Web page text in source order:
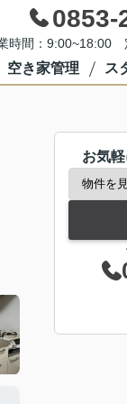
0853-
時間：9:00~18:00
空き家管理 ス
お気